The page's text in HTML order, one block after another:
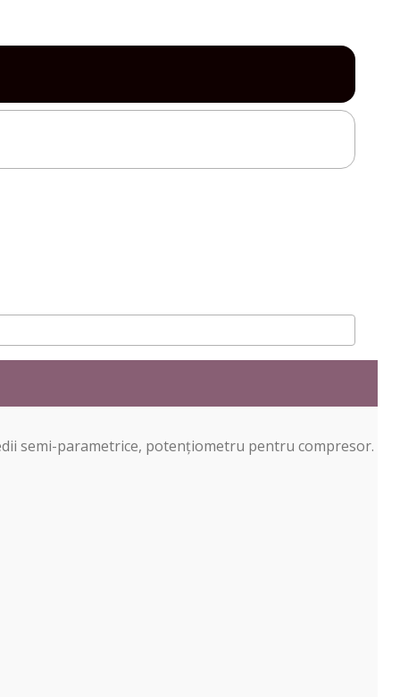
semi-parametrice, potențiometru pentru compresor.